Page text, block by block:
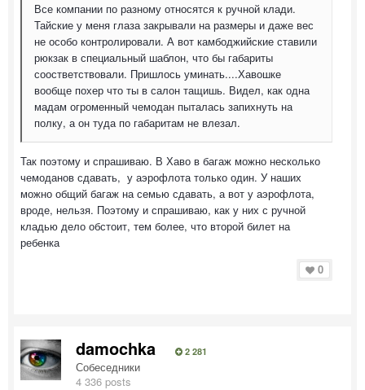
Все компании по разному относятся к ручной клади.
Тайские у меня глаза закрывали на размеры и даже вес
не особо контролировали. А вот камбоджийские ставили
рюкзак в специальный шаблон, что бы габариты
соостветствовали. Пришлось уминать....Хавошке
вообще похер что ты в салон тащишь. Видел, как одна
мадам огроменный чемодан пыталась запихнуть на
полку, а он туда по габаритам не влезал.
Так поэтому и спрашиваю. В Хаво в багаж можно несколько
чемоданов сдавать, у аэрофлота только один. У наших
можно общий багаж на семью сдавать, а вот у аэрофлота,
вроде, нельзя. Поэтому и спрашиваю, как у них с ручной
кладью дело обстоит, тем более, что второй билет на
ребенка
0
damochka 2 281
Собеседники
4 336 posts